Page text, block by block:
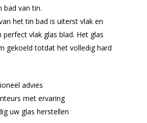
bad van tin.
het tin bad is uiterst vlak en
vlak glas blad. Het glas
gekoeld totdat het volledig hard
advies
met ervaring
uw glas herstellen